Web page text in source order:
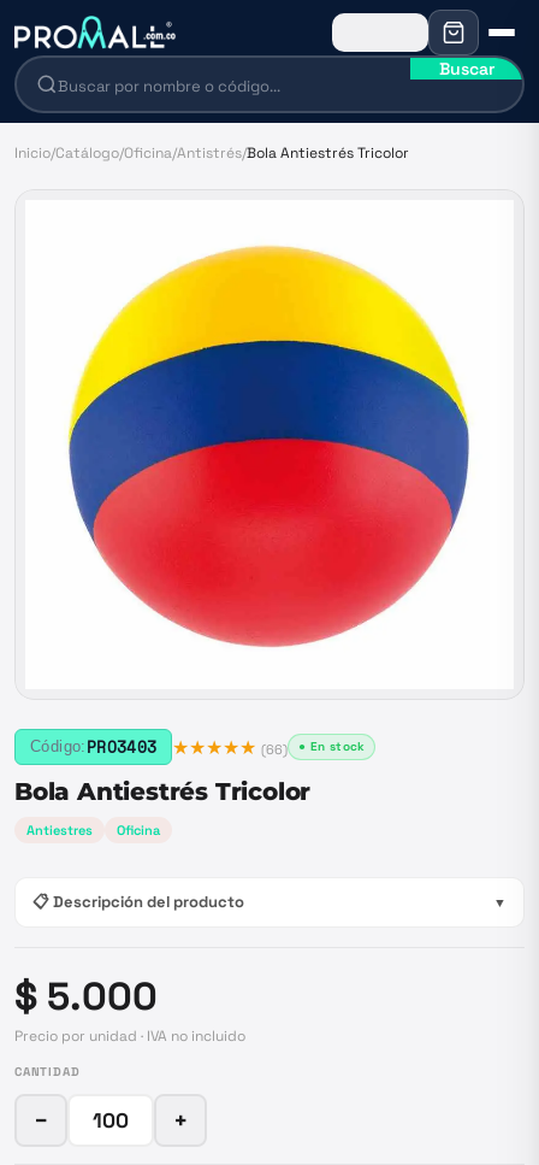
Buscar
Inicio/Catálogo/Oficina/Antistrés/Bola Antiestrés Tricolor
Código: PRO3403 ★★★★★ (66) ● En stock
Bola Antiestrés Tricolor
Antiestres Oficina
📋 Descripción del producto ▼
$ 5.000
Precio por unidad · IVA no incluido
CANTIDAD
− +